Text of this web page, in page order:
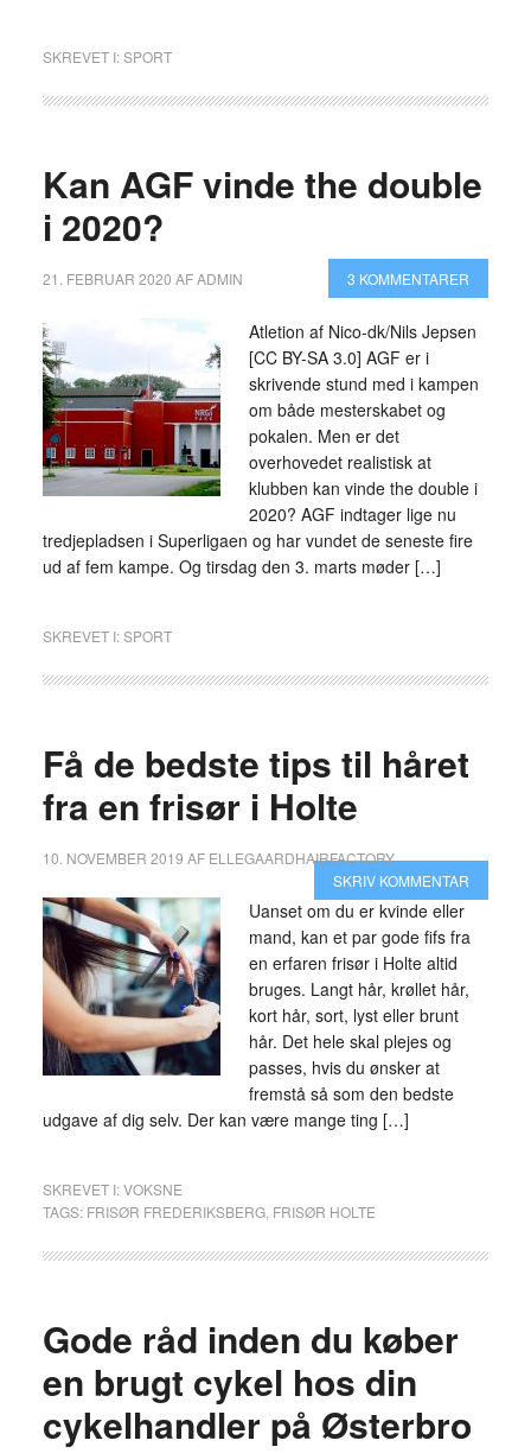
SKREVET I:SPORT
Kan AGF vinde the double
i 2020?
21. FEBRUAR 2020 AFADMIN 3 KOMMENTARER
Atletion af Nico-dk/Nils Jepsen
[CC BY-SA 3.0] AGF er i
skrivende stund med i kampen
om både mesterskabet og
pokalen. Men er det
overhovedet realistisk at
klubben kan vinde the double i
2020? AGF indtager lige nu
tredjepladsen i Superligaen og har vundet de seneste fire
ud af fem kampe. Og tirsdag den 3. marts møder […]
SKREVET I:SPORT
Få de bedste tips til håret
fra en frisør i Holte
10. NOVEMBER 2019 AF ELLEGAARDHAIRFACTORY
SKRIV KOMMENTAR
Uanset om du er kvinde eller
mand, kan et par gode fifs fra
en erfaren frisør i Holte altid
bruges. Langt hår, krøllet hår,
kort hår, sort, lyst eller brunt
hår. Det hele skal plejes og
passes, hvis du ønsker at
fremstå så som den bedste
udgave af dig selv. Der kan være mange ting […]
SKREVET I:VOKSNE
TAGS: FRISØR FREDERIKSBERG, FRISØR HOLTE
Gode råd inden du køber
en brugt cykel hos din
cykelhandler på Østerbro